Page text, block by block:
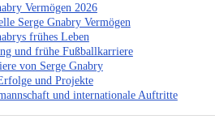
Vermögen 2026
Serge Gnabry Vermögen
frühes Leben
und frühe Fußballkarriere
von Serge Gnabry
und Projekte
und internationale Auftritte